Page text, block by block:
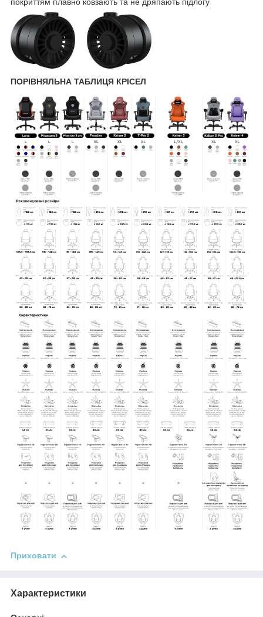
ПОРІВНЯЛЬНА ТАБЛИЦЯ КРІСЕЛ
Приховати
Характеристики